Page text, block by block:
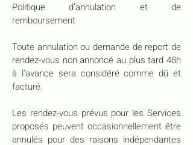
Politique d’annulation et de
remboursement
Toute annulation ou demande de report de
rendez-vous non annoncé au plus tard 48h
à l'avance sera considéré comme dû et
facturé.
Les rendez-vous prévus pour les Services
proposés peuvent occasionnellement être
annulés pour des raisons indépendantes